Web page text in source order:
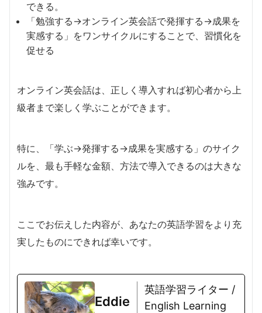
できる。
「勉強する→オンライン英会話で発揮する→成果を
実感する」をワンサイクルにすることで、習慣化を
促せる
オンライン英会話は、正しく導入すれば初心者から上
級者まで楽しく学ぶことができます。
特に、「学ぶ→発揮する→成果を実感する」のサイク
ルを、最も手軽な金額、方法で導入できるのは大きな
強みです。
ここでお伝えした内容が、あなたの英語学習をより充
実したものにできれば幸いです。
Eddie
英語学習ライター /
English Learning